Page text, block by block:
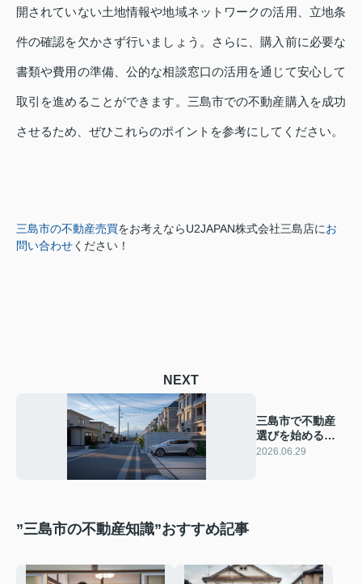
開されていない土地情報や地域ネットワークの活用、立地条
件の確認を欠かさず行いましょう。さらに、購入前に必要な
書類や費用の準備、公的な相談窓口の活用を通じて安心して
取引を進めることができます。三島市での不動産購入を成功
させるため、ぜひこれらのポイントを参考にしてください。
三島市の不動産売買をお考えならU2JAPAN株式会社三島店にお
問い合わせください！
NEXT
三島市で不動産
選びを始める方
へ！将来を見据
2026.06.29
”三島市の不動産知識”おすすめ記事